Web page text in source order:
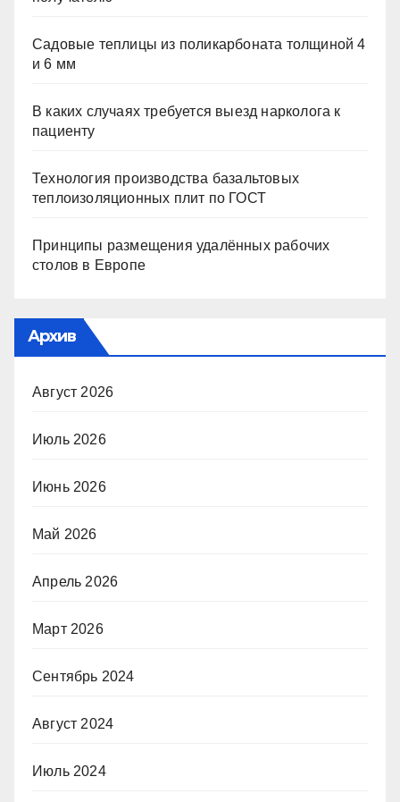
Садовые теплицы из поликарбоната толщиной 4
и 6 мм
В каких случаях требуется выезд нарколога к
пациенту
Технология производства базальтовых
теплоизоляционных плит по ГОСТ
Принципы размещения удалённых рабочих
столов в Европе
Архив
Август 2026
Июль 2026
Июнь 2026
Май 2026
Апрель 2026
Март 2026
Сентябрь 2024
Август 2024
Июль 2024